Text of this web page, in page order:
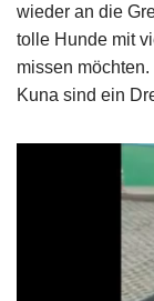
wieder an die
tolle Hunde mit
missen
Kuna sind ein